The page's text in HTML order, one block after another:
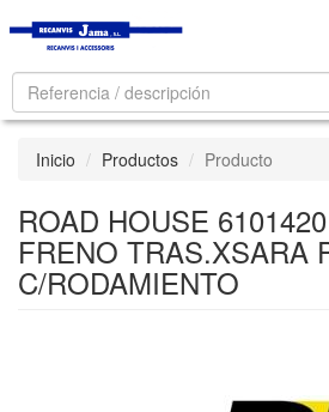
Inicio Productos Producto
ROAD HOUSE
FRENO TRAS.XSARA
C/RODAMIENTO